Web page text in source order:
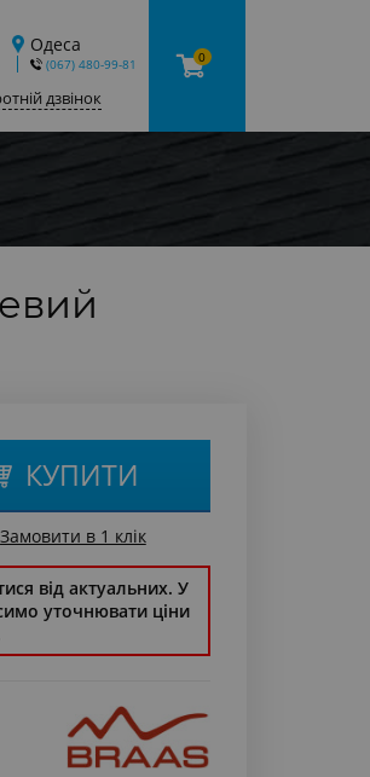
Одеса
‎ (067) 480-99-81
дзвінок
0
КУПИТИ
Замовити в 1 клік
від актуальних. У
уточнювати ціни